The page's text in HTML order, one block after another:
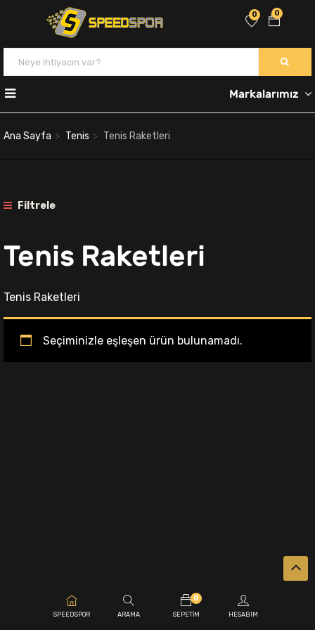
0
0
Markalarımız
Ana Sayfa Tenis Tenis Raketleri
Filtrele
Tenis Raketleri
Tenis Raketleri
Seçiminizle eşleşen ürün bulunamadı.
SPEEDSPOR ARAMA
0
SEPETIM HESABIM